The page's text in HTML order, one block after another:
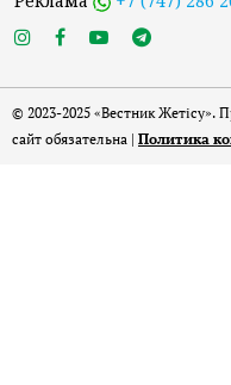
© 2023-2025 «Вестник Жетісу».
сайт обязательна | Политика